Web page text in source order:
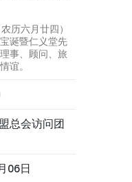
历六月廿四）
诞暨仁义堂先
事、顾问、旅
谊。
总会访问团
06日